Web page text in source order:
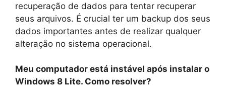
recuperação de dados para tentar recuperar
seus arquivos. É crucial ter um backup dos seus
dados importantes antes de realizar qualquer
alteração no sistema operacional.
Meu computador está instável após instalar o
Windows 8 Lite. Como resolver?